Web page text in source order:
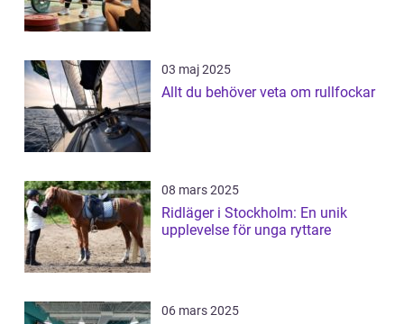
03 maj 2025
Allt du behöver veta om rullfockar
08 mars 2025
Ridläger i Stockholm: En unik
upplevelse för unga ryttare
06 mars 2025